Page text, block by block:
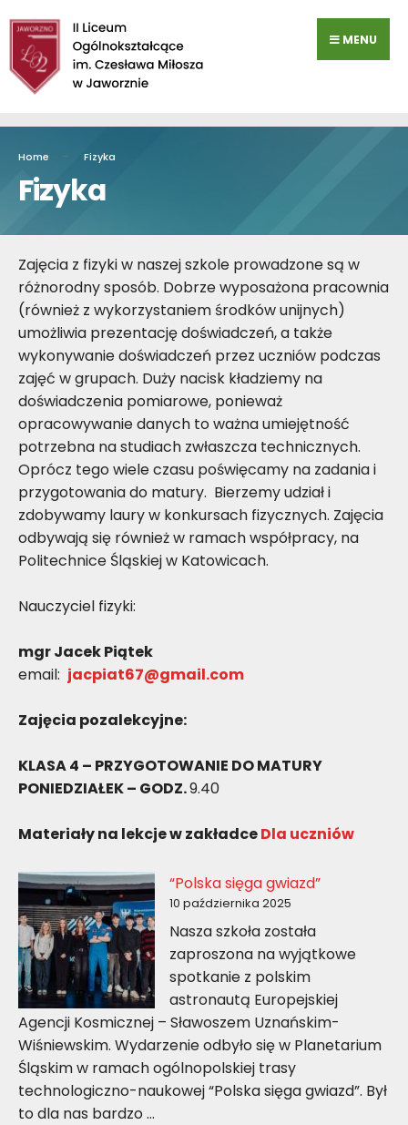
Przejdź
do
zawartości
MENU
Home Fizyka
Fizyka
Zajęcia z fizyki w naszej szkole prowadzone są w
różnorodny sposób. Dobrze wyposażona pracownia
(również z wykorzystaniem środków unijnych)
umożliwia prezentację doświadczeń, a także
wykonywanie doświadczeń przez uczniów podczas
zajęć w grupach. Duży nacisk kładziemy na
doświadczenia pomiarowe, ponieważ
opracowywanie danych to ważna umiejętność
potrzebna na studiach zwłaszcza technicznych.
Oprócz tego wiele czasu poświęcamy na zadania i
przygotowania do matury. Bierzemy udział i
zdobywamy laury w konkursach fizycznych. Zajęcia
odbywają się również w ramach współpracy, na
Politechnice Śląskiej w Katowicach.
Nauczyciel fizyki:
mgr Jacek Piątek
email: jacpiat67@gmail.com
Zajęcia pozalekcyjne:
KLASA 4 – PRZYGOTOWANIE DO MATURY
PONIEDZIAŁEK – GODZ.9.40
Materiały na lekcje w zakładceDla uczniów
“Polska sięga gwiazd”
10 października 2025
Nasza szkoła została
zaproszona na wyjątkowe
spotkanie z polskim
astronautą Europejskiej
Agencji Kosmicznej – Sławoszem Uznańskim-
Wiśniewskim. Wydarzenie odbyło się w Planetarium
Śląskim w ramach ogólnopolskiej trasy
technologiczno-naukowej “Polska sięga gwiazd”. Był
to dla nas bardzo …